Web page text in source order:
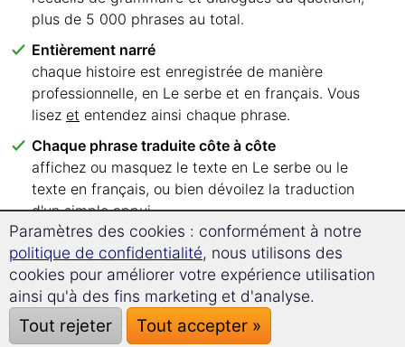
plus de 5 000 phrases au total.
Entièrement narré
chaque histoire est enregistrée de manière
professionnelle, en Le serbe et en français. Vous
lisez et entendez ainsi chaque phrase.
Chaque phrase traduite côte à côte
affichez ou masquez le texte en Le serbe ou le
texte en français, ou bien dévoilez la traduction
d'un simple appui.
Six niveaux de langue, clairement classés
de A1 à C2 – vous savez immédiatement par
quels textes commencer.
Lisez où vous voulez
dans votre navigateur, sur PC, tablette ou
Paramètres des cookies : conformément à notre
politique de confidentialité, nous utilisons des
cookies pour améliorer votre expérience utilisation
ainsi qu'à des fins marketing et d'analyse.
Tout rejeter Tout accepter »